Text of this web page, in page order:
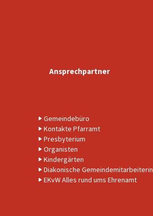
Ansprechpartner
Gemeindebüro
Kontakte Pfarramt
Presbyterium
Organisten
Kindergärten
Diakonische Gemeindemitarbeiterin
EKvW Alles rund ums Ehrenamt